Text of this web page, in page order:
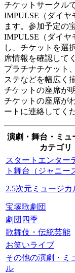
チケットサークル
IMPULSE（ダイヤ
ます。参加予定の
IMPULSE（ダイヤ
し、チケットを選
席情報を確認して
プラチナチケット
ステなどを幅広く
チケットの座席が
チケットの座席が
ートに連絡してく
演劇・舞台・ミュ
カテゴリ
スタートエンター
ト舞台（ジャニー
2.5次元ミュージカ
宝塚歌劇団
劇団四季
歌舞伎・伝統芸能
お笑いライブ
その他の演劇・ミ
ル